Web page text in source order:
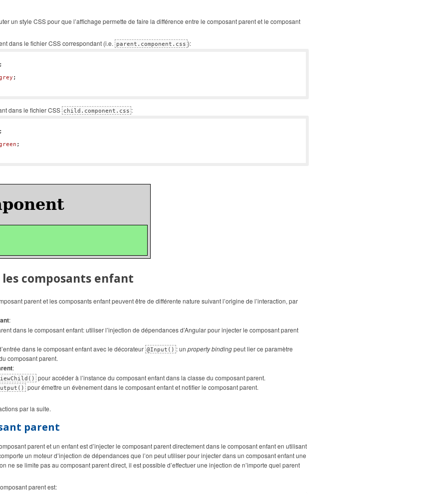
un style CSS pour que l’affichage permette de faire la différence entre le composant parent et le composant
dans le fichier CSS correspondant (i.e. parent.component.css ):
;
;
dans le fichier CSS child.component.css :
;
;
composants enfant
parent et les composants enfant peuvent être de différente nature suivant l’origine de l’interaction, par
:
dans le composant enfant: utiliser l’injection de dépendances d’Angular pour injecter le composant parent
dans le composant enfant avec le décorateur @Input() : unproperty bindingpeut lier ce paramètre
composant parent.
:
pour accéder à l’instance du composant enfant dans la classe du composant parent.
pour émettre un évènement dans le composant enfant et notifier le composant parent.
par la suite.
parent
parent et un enfant est d’injecter le composant parent directement dans le composant enfant en utilisant
un moteur d’injection de dépendances que l’on peut utiliser pour injecter dans un composant enfant une
ne se limite pas au composant parent direct, il est possible d’effectuer une injection de n’importe quel parent
parent est: